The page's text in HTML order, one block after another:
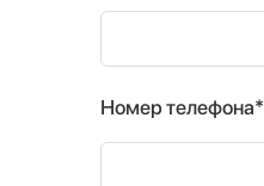
Номер телефона*